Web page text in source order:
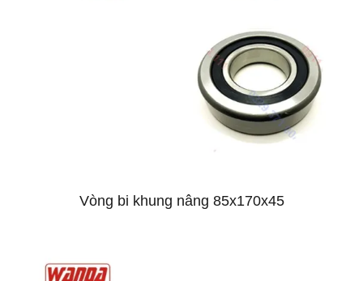
Vòng bi khung nâng 85x170x45